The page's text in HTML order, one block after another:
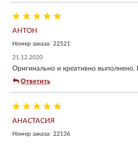
АНТОН
Номер заказа: 22521
21.12.2020
Оригинально и креативно выполнено.
Ответить
АНАСТАСИЯ
Номер заказа: 22136